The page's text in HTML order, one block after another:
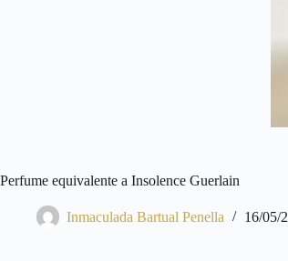
Perfume equivalente a Insolence Guerlain
Inmaculada Bartual Penella 16/05/